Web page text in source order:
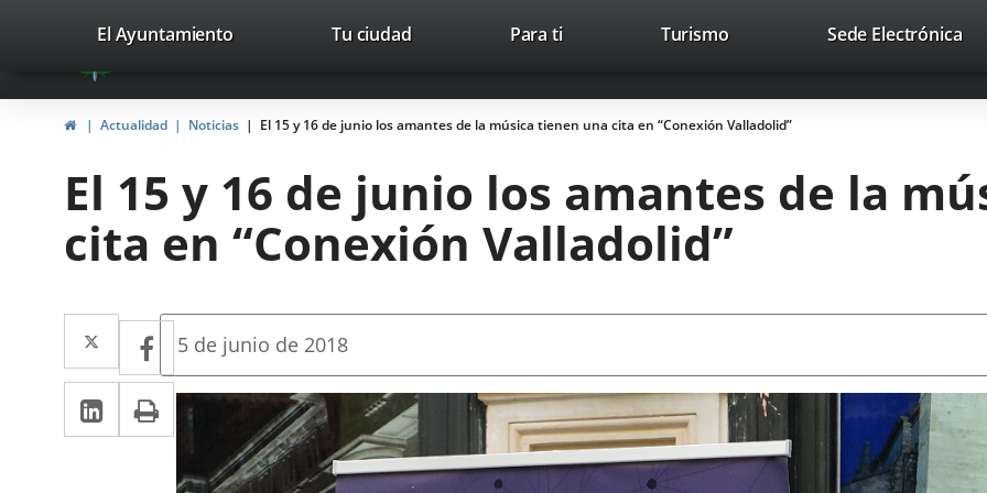
Portal
Web
del
Valladolid
avaTop Trabaja con nosotros Contacto
valladolid.es
El Ayuntamiento Tu ciudad Para ti TurismoThis
open
in
up
window.
Sede ElectrónicaLink
HomeActualidad Noticias El 15 y 16 de junio los amantes de la música tienen una cita en “Conexión Valladolid”
El 15 y 16 de junio los amantes de la
cita en “Conexión Valladolid”
Twitter
Enlace
a
una
aplicación
externa.
Facebook
Enlace
a
una
aplicación
Linkedin
Enlace
a
Print
Fecha
la
noticia
5 de junio de 2018